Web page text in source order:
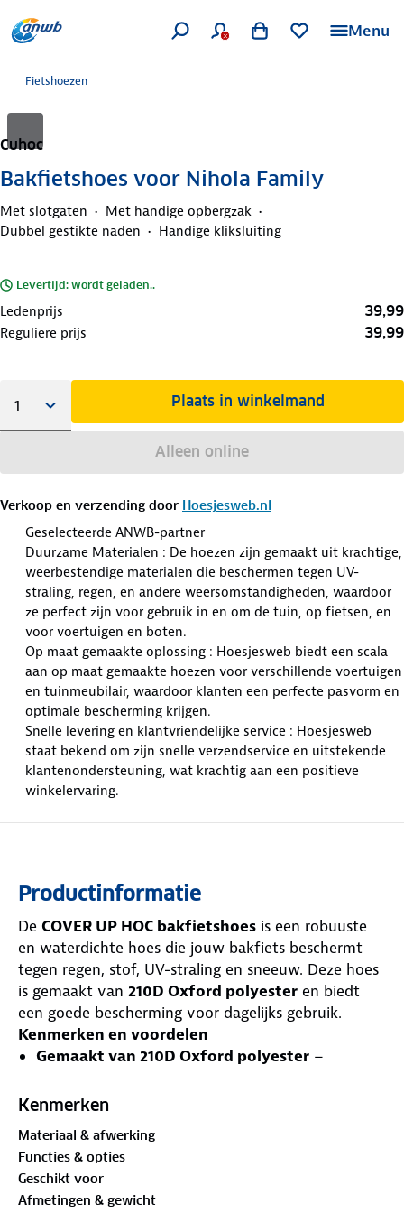
Menu
Fietshoezen
Cuhoc
Bakfietshoes voor Nihola Family
Met slotgaten
Met handige opbergzak
Dubbel gestikte naden
Handige kliksluiting
Levertijd: wordt geladen..
Ledenprijs 39,99
Reguliere prijs 39,99
Plaats in winkelmand
Alleen online
Verkoop en verzending door Hoesjesweb.nl
Geselecteerde ANWB-partner
Duurzame Materialen : De hoezen zijn gemaakt uit krachtige,
weerbestendige materialen die beschermen tegen UV-
straling, regen, en andere weersomstandigheden, waardoor
ze perfect zijn voor gebruik in en om de tuin, op fietsen, en
voor voertuigen en boten.
Op maat gemaakte oplossing : Hoesjesweb biedt een scala
aan op maat gemaakte hoezen voor verschillende voertuigen
en tuinmeubilair, waardoor klanten een perfecte pasvorm en
optimale bescherming krijgen.
Snelle levering en klantvriendelijke service : Hoesjesweb
staat bekend om zijn snelle verzendservice en uitstekende
klantenondersteuning, wat krachtig aan een positieve
winkelervaring.
Productinformatie
De COVER UP HOC bakfietshoes is een robuuste
en waterdichte hoes die jouw bakfiets beschermt
tegen regen, stof, UV-straling en sneeuw. Deze hoes
is gemaakt van 210D Oxford polyester en biedt
een goede bescherming voor dagelijks gebruik.
Kenmerken en voordelen
Gemaakt van 210D Oxford polyester –
Waterdicht tot 1500-2000 MM
Ademend materiaal
condensvorming en schimmel
UV-bescherming
oververhitting van de bakfiets
Kenmerken
Materiaal & afwerking
Functies & opties
Geschikt voor
Afmetingen & gewicht